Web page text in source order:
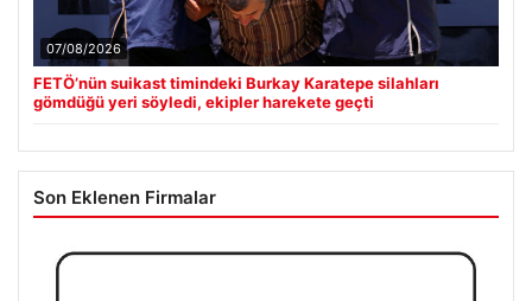
07/08/2026
FETÖ’nün suikast timindeki Burkay Karatepe silahları
gömdüğü yeri söyledi, ekipler harekete geçti
Son Eklenen Firmalar